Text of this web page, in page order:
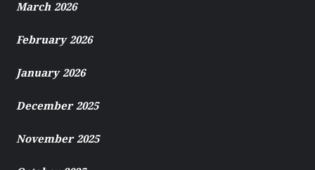
March 2026
February 2026
January 2026
December 2025
November 2025